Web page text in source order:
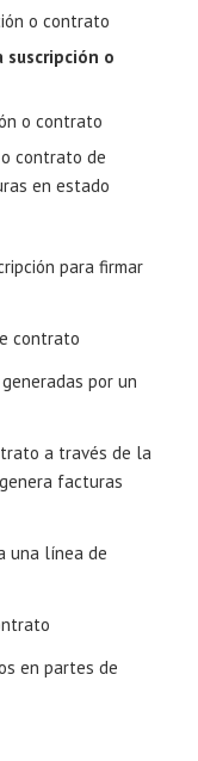
o contrato
suscripción o
o contrato
contrato de
en estado
para firmar
contrato
por un
a través de la
facturas
una línea de
en partes de